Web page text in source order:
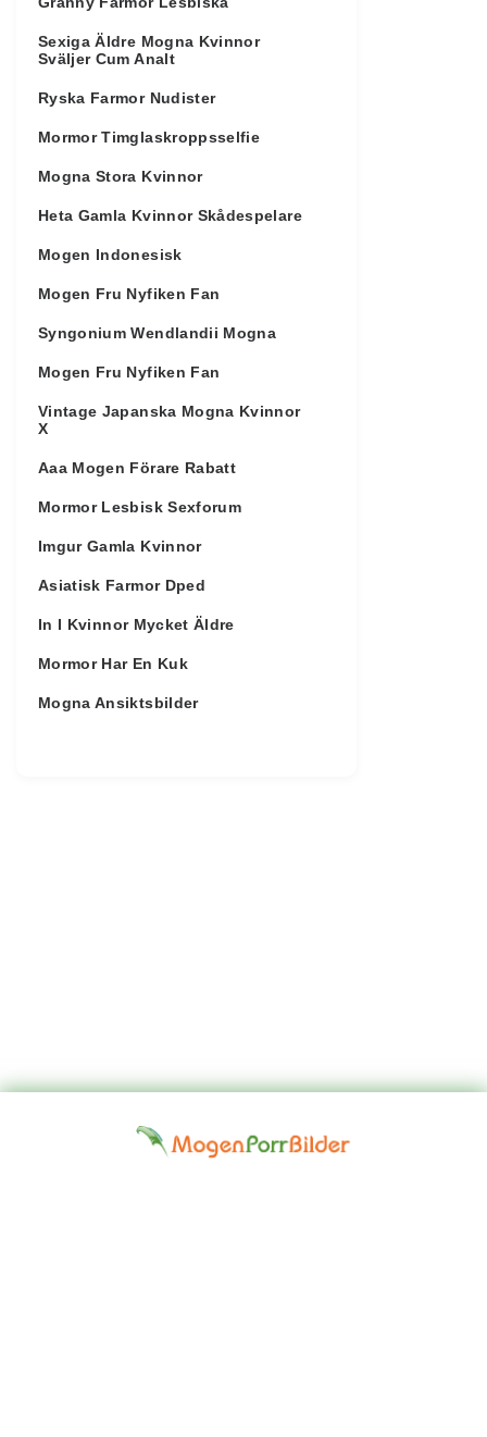
Sexiga Äldre Mogna Kvinnor
Sväljer Cum Analt
Ryska Farmor Nudister
Mormor Timglaskroppsselfie
Mogna Stora Kvinnor
Heta Gamla Kvinnor Skådespelare
Mogen Indonesisk
Mogen Fru Nyfiken Fan
Syngonium Wendlandii Mogna
Mogen Fru Nyfiken Fan
Vintage Japanska Mogna Kvinnor
X
Aaa Mogen Förare Rabatt
Mormor Lesbisk Sexforum
Imgur Gamla Kvinnor
Asiatisk Farmor Dped
In I Kvinnor Mycket Äldre
Mormor Har En Kuk
Mogna Ansiktsbilder